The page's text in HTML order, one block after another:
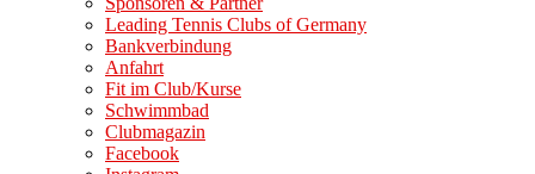
Leading Tennis Clubs of Germany
Bankverbindung
Anfahrt
Fit im Club/Kurse
Schwimmbad
Clubmagazin
Facebook